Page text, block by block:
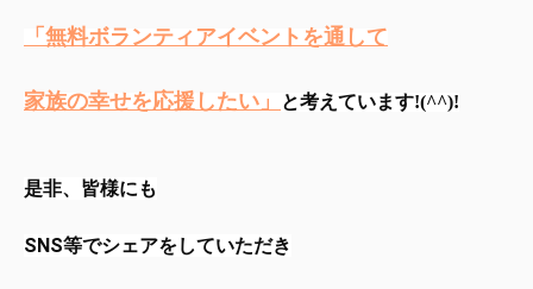
「無料ボランティアイベントを通して
家族の幸せを応援したい‍‍‍」
是非、皆様にも
SNS等でシェアをしていただき